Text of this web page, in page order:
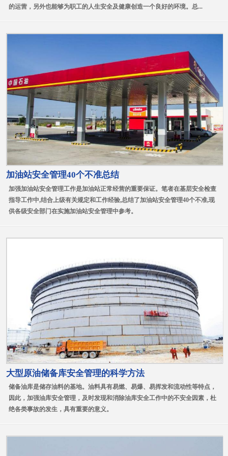
的运营，另外也能够为职工的人生安全及健康创造一个良好的环境。总...
加油站安全管理40个不准总结
加强加油站安全管理工作是加油站正常经营的重要保证。笔者在基层安全检查
指导工作中,结合上级有关规定和工作经验,总结了加油站安全管理40个不准,现
供各级安全部门在实施加油站安全管理中参考。
大型原油储备库安全管理的科学方法
储备油库是储存油料的基地。油料具有易燃、易爆、易挥发和流动性等特点，
因此，加强油库安全管理，及时发现和消除油库安全工作中的不安全因素，杜
绝各类事故的发生，具有重要的意义。